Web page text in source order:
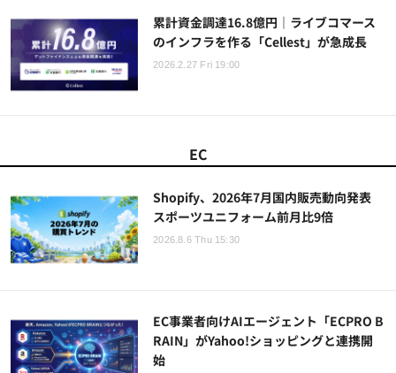
累計資金調達16.8億円｜ライブコマース
のインフラを作る「Cellest」が急成長
2026.2.27 Fri 19:00
EC
Shopify、2026年7月国内販売動向発表
スポーツユニフォーム前月比9倍
2026.8.6 Thu 15:30
EC事業者向けAIエージェント「ECPRO B
RAIN」がYahoo!ショッピングと連携開
始